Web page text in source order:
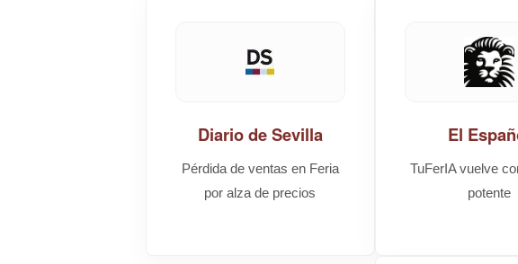
Diario de Sevilla
Pérdida de ventas en Feria
por alza de precios
El
TuFerIA vuelve
potente